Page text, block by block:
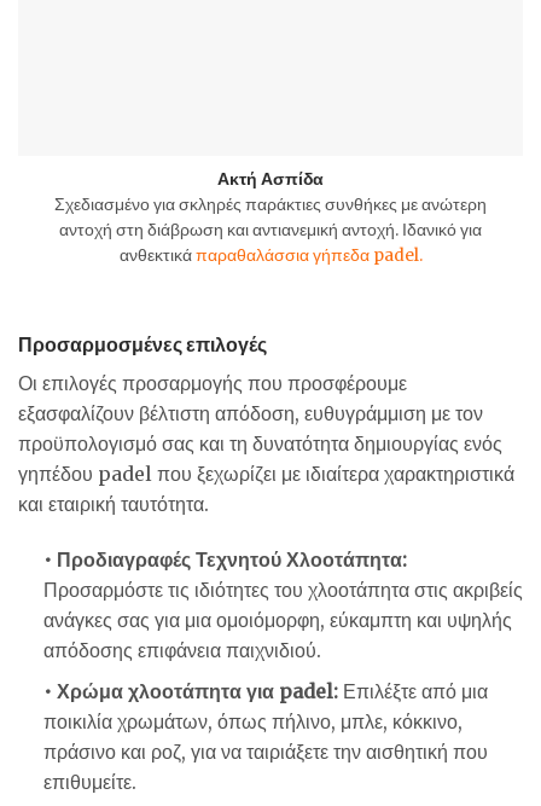
Ακτή Ασπίδα
Σχεδιασμένο για σκληρές παράκτιες συνθήκες με ανώτερη
αντοχή στη διάβρωση και αντιανεμική αντοχή. Ιδανικό για
ανθεκτικάπαραθαλάσσια γήπεδα padel.
Προσαρμοσμένες επιλογές
Οι επιλογές προσαρμογής που προσφέρουμε
εξασφαλίζουν βέλτιστη απόδοση, ευθυγράμμιση με τον
προϋπολογισμό σας και τη δυνατότητα δημιουργίας ενός
γηπέδου padel που ξεχωρίζει με ιδιαίτερα χαρακτηριστικά
και εταιρική ταυτότητα.
• Προδιαγραφές Τεχνητού Χλοοτάπητα:
Προσαρμόστε τις ιδιότητες του χλοοτάπητα στις ακριβείς
ανάγκες σας για μια ομοιόμορφη, εύκαμπτη και υψηλής
απόδοσης επιφάνεια παιχνιδιού.
• Χρώμα χλοοτάπητα για padel:Επιλέξτε από μια
ποικιλία χρωμάτων, όπως πήλινο, μπλε, κόκκινο,
πράσινο και ροζ, για να ταιριάξετε την αισθητική που
επιθυμείτε.